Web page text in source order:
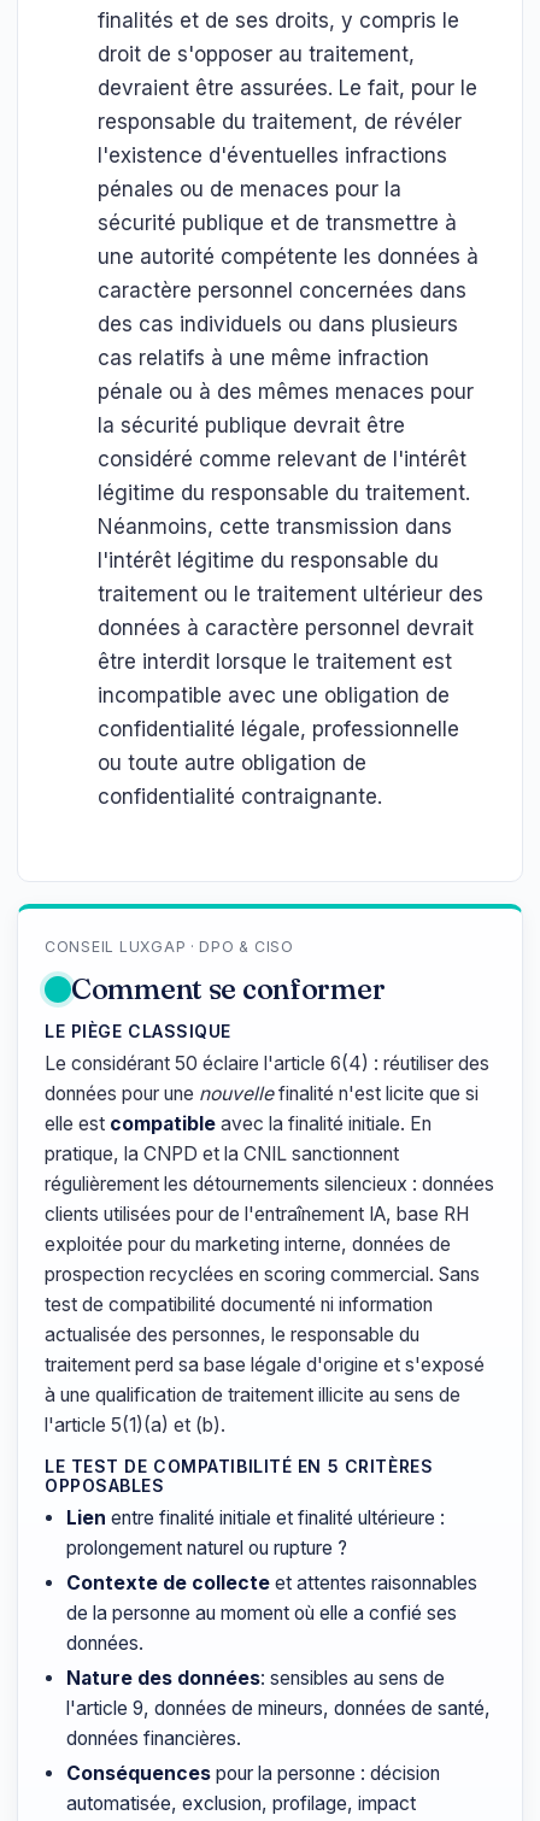
finalités et de ses droits, y compris le
droit de s'opposer au traitement,
devraient être assurées. Le fait, pour le
responsable du traitement, de révéler
l'existence d'éventuelles infractions
pénales ou de menaces pour la
sécurité publique et de transmettre à
une autorité compétente les données à
caractère personnel concernées dans
des cas individuels ou dans plusieurs
cas relatifs à une même infraction
pénale ou à des mêmes menaces pour
la sécurité publique devrait être
considéré comme relevant de l'intérêt
légitime du responsable du traitement.
Néanmoins, cette transmission dans
l'intérêt légitime du responsable du
traitement ou le traitement ultérieur des
données à caractère personnel devrait
être interdit lorsque le traitement est
incompatible avec une obligation de
confidentialité légale, professionnelle
ou toute autre obligation de
confidentialité contraignante.
CONSEIL LUXGAP · DPO & CISO
Comment se conformer
LE PIÈGE CLASSIQUE
Le considérant 50 éclaire l'article 6(4) : réutiliser des
données pour une nouvellefinalité n'est licite que si
elle est compatible avec la finalité initiale. En
pratique, la CNPD et la CNIL sanctionnent
régulièrement les détournements silencieux : données
clients utilisées pour de l'entraînement IA, base RH
exploitée pour du marketing interne, données de
prospection recyclées en scoring commercial. Sans
test de compatibilité documenté ni information
actualisée des personnes, le responsable du
traitement perd sa base légale d'origine et s'exposé
à une qualification de traitement illicite au sens de
l'article 5(1)(a) et (b).
LE TEST DE COMPATIBILITÉ EN 5 CRITÈRES
OPPOSABLES
Lien entre finalité initiale et finalité ultérieure :
prolongement naturel ou rupture ?
Contexte de collecte et attentes raisonnables
de la personne au moment où elle a confié ses
données.
Nature des données: sensibles au sens de
l'article 9, données de mineurs, données de santé,
données financières.
Conséquences pour la personne : décision
automatisée, exclusion, profilage, impact